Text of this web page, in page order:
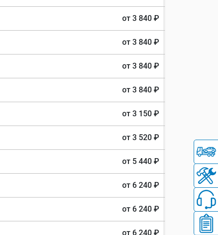
от 3 840 ₽
от 3 840 ₽
от 3 840 ₽
от 3 840 ₽
от 3 150 ₽
от 3 520 ₽
от 5 440 ₽
от 6 240 ₽
от 6 240 ₽
от 6 240 ₽